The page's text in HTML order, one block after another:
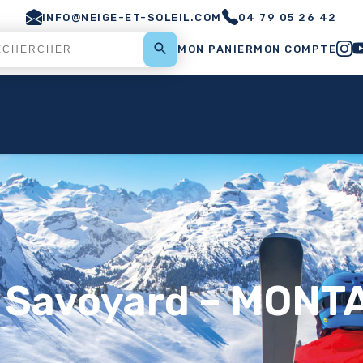
INFO@NEIGE-ET-SOLEIL.COM 04 79 05 26 42
MON PANIERMON COMPTE
–